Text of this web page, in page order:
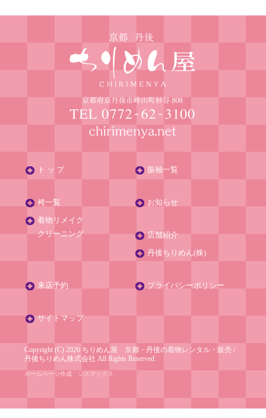
ト ッ プ 振袖一覧
袴一覧
着物リメイク
クリーニング
お知らせ
店舗紹介
丹後ちりめん(株)
来店予約 プライバシーポリシー
サイトマップ
Copyright (C) 2026 ちりめん屋 京都・丹後の着物レンタル・販売 /
丹後ちりめん株式会社 All Rights Reserved.
ホームページ作成 シスマックス